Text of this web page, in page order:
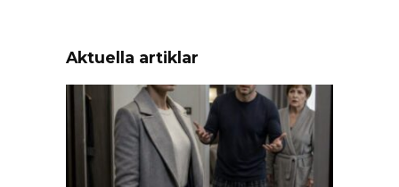
Aktuella artiklar